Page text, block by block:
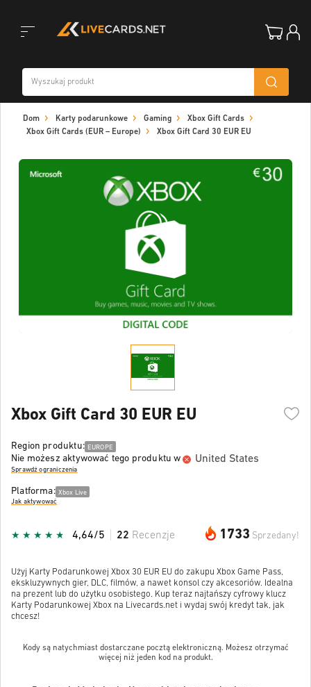
navigation
Dom Karty podarunkowe Gaming
Xbox Gift Cards
Xbox Gift Cards (EUR – Europe)
Xbox Gift Card 30 EUR EU
Xbox Gift Card 30 EUR EU
Region produktu: EUROPE
Nie możesz aktywować tego produktu w United States
Sprawdź ograniczenia
Platforma: Xbox Live
Jak aktywować
1733 Sprzedany!
4,64/5 22 Recenzje
Użyj Karty Podarunkowej Xbox 30 EUR EU do zakupu Xbox Game Pass,
ekskluzywnych gier, DLC, filmów, a nawet konsol czy akcesoriów. Idealna
na prezent lub do użytku osobistego. Kup teraz najtańszy cyfrowy klucz
Karty Podarunkowej Xbox na Livecards.net i wydaj swój kredyt tak, jak
chcesz!
Kody są natychmiast dostarczane pocztą elektroniczną. Możesz otrzymać
więcej niż jeden kod na produkt.